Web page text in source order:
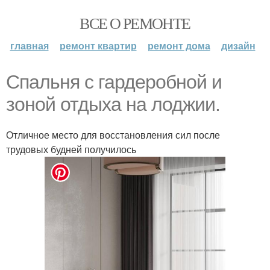
ВСЕ О РЕМОНТЕ
главная ремонт квартир ремонт дома дизайн
Спальня с гардеробной и
зоной отдыха на лоджии.
Отличное место для восстановления сил после
трудовых будней получилось